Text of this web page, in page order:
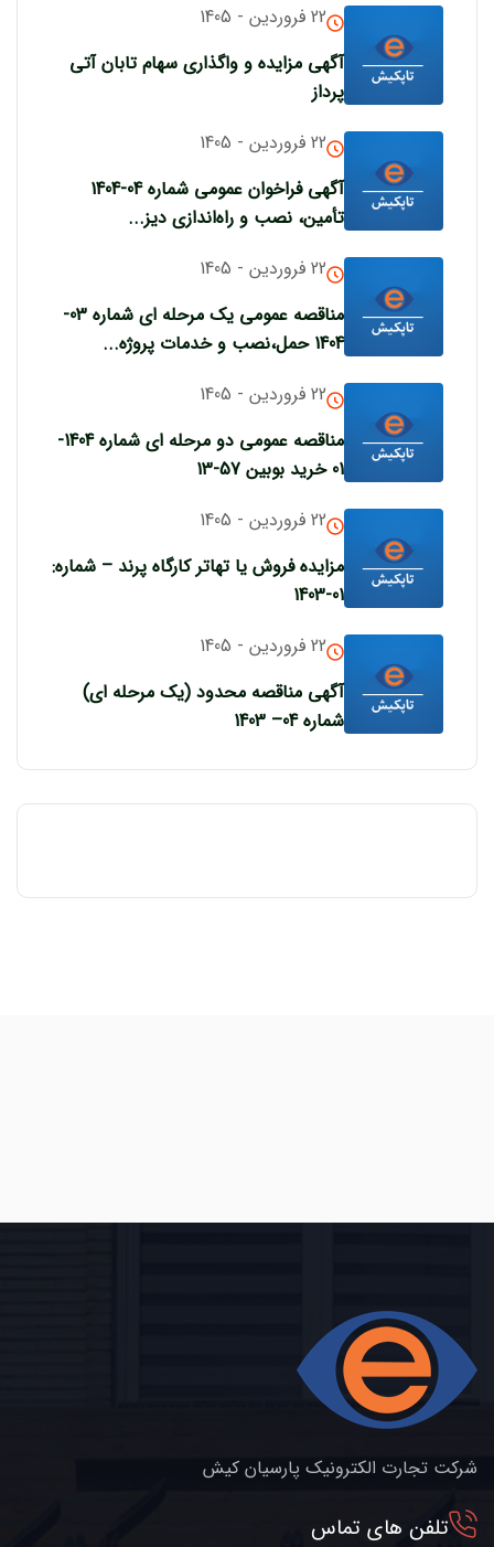
22 فروردین - 1405
آگهی مزایده و واگذاری سهام تابان آتی
پرداز
22 فروردین - 1405
آگهی فراخوان عمومی شماره 04-1404
تأمین، نصب و راه‌اندازی دیز...
22 فروردین - 1405
مناقصه عمومی یک مرحله ای شماره 03-
1404 حمل،نصب و خدمات پروژه...
22 فروردین - 1405
مناقصه عمومی دو مرحله ای شماره 1404-
01 خرید بوبین 57-13
22 فروردین - 1405
مزایده فروش یا تهاتر کارگاه پرند – شماره:
01-1403
22 فروردین - 1405
آگهی مناقصه محدود (یک مرحله ای)
شماره 04– 1403
شرکت تجارت الکترونیک پارسیان کیش
تلفن های تماس